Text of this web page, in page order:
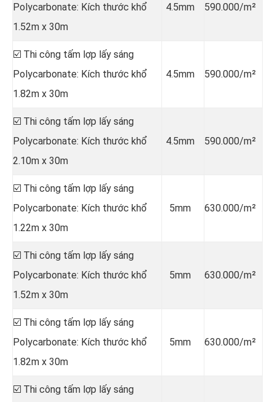
Polycarbonate: Kích thước khổ
1.52m x 30m
4.5mm 590.000/m²
☑️ Thi công tấm lợp lấy sáng
Polycarbonate: Kích thước khổ
1.82m x 30m
4.5mm 590.000/m²
☑️ Thi công tấm lợp lấy sáng
Polycarbonate: Kích thước khổ
2.10m x 30m
4.5mm 590.000/m²
☑️ Thi công tấm lợp lấy sáng
Polycarbonate: Kích thước khổ
1.22m x 30m
5mm 630.000/m²
☑️ Thi công tấm lợp lấy sáng
Polycarbonate: Kích thước khổ
1.52m x 30m
5mm 630.000/m²
☑️ Thi công tấm lợp lấy sáng
Polycarbonate: Kích thước khổ
1.82m x 30m
5mm 630.000/m²
☑️ Thi công tấm lợp lấy sáng